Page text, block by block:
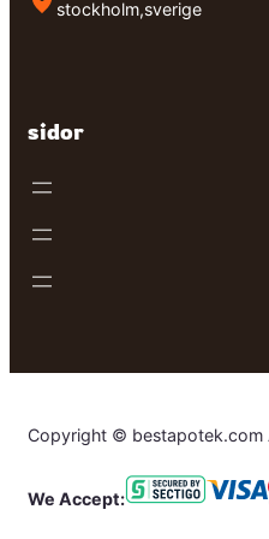
stockholm,sverige
sidor
Copyright © bestapotek.com
We Accept: